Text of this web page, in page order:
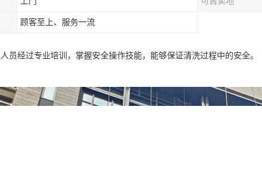
顾客至上、服务一流
员经过专业培训，掌握安全操作技能，能够保证清洗过程中的安全。